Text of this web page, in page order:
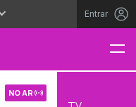
Entrar
NO AR